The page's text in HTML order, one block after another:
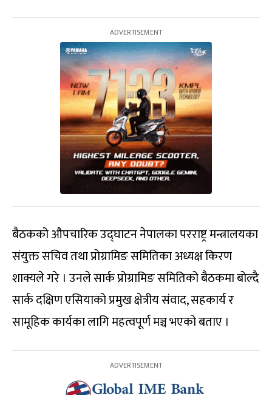
बैठकको औपचारिक उद्‌घाटन नेपालका परराष्ट्र मन्त्रालयका
संयुक्त सचिव तथा प्रोग्रामिङ समितिका अध्यक्ष किरण
शाक्यले गरे । उनले सार्क प्रोग्रामिङ समितिको बैठकमा बोल्दै
सार्क दक्षिण एसियाको प्रमुख क्षेत्रीय संवाद, सहकार्य र
सामूहिक कार्यका लागि महत्वपूर्ण मञ्च भएको बताए ।